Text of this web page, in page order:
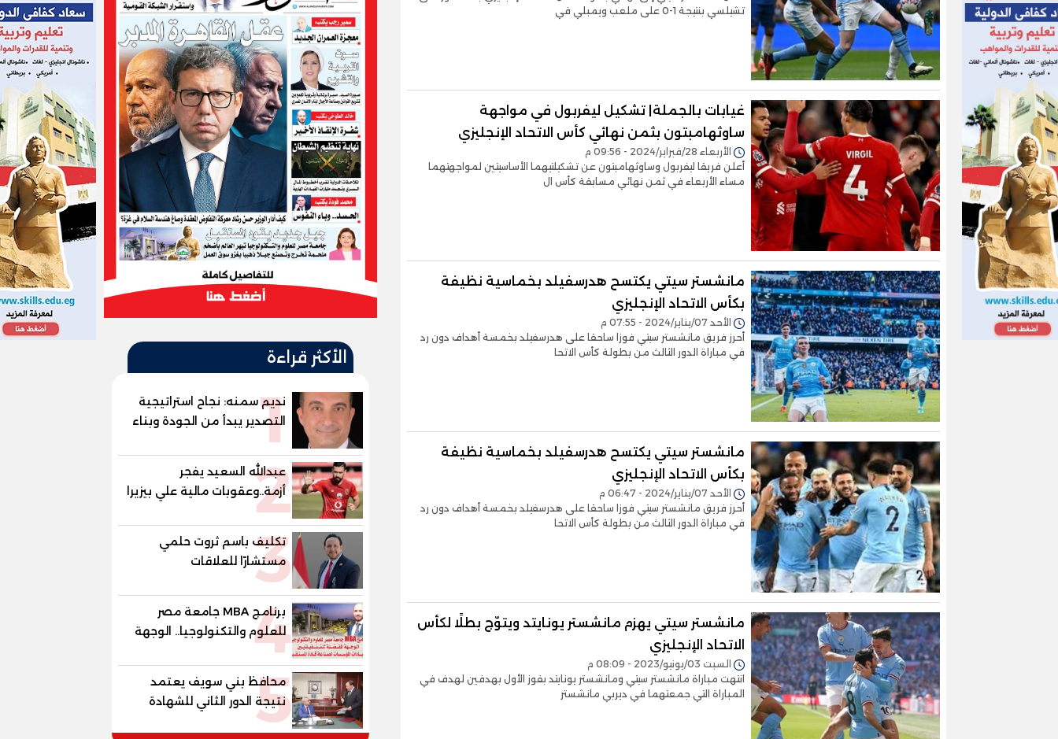
تشيلسي بنتيجة 1-0 على ملعب ويمبلي في
غيابات بالجملة| تشكيل ليفربول في مواجهة
ساوثهامبتون بثمن نهائي كأس الاتحاد الإنجليزي
الأربعاء 28/فبراير/2024 - 09:56 م
أعلن فريقا ليفربول وساوثهامبتون عن تشكيلتيهما الأساسيتين لمواجهتهما
مساء الأربعاء في ثمن نهائي مسابقة كأس ال
مانشستر سيتي يكتسح هدرسفيلد بخماسية نظيفة
بكأس الاتحاد الإنجليزي
الأحد 07/يناير/2024 - 07:55 م
أحرز فريق مانشستر سيتي فوزا ساحقا على هدرسفيلد بخمسة أهداف دون رد
في مباراة الدور الثالث من بطولة كأس الاتحا
مانشستر سيتي يكتسح هدرسفيلد بخماسية نظيفة
بكأس الاتحاد الإنجليزي
الأحد 07/يناير/2024 - 06:47 م
أحرز فريق مانشستر سيتي فوزا ساحقا على هدرسفيلد بخمسة أهداف دون رد
في مباراة الدور الثالث من بطولة كأس الاتحا
مانشستر سيتي يهزم مانشستر يونايتد ويتوّج بطلًا لكأس
الاتحاد الإنجليزي
السبت 03/يونيو/2023 - 08:09 م
انتهت مباراة مانشستر سيتي ومانشستر يونايتد بفوز الأول بهدفين لهدف في
المباراة التي جمعتهما في ديربي مانشستر
الأكثر قراءة
1
نديم سمنه: نجاح استراتيجية
التصدير يبدأ من الجودة وبناء
الثقة في شعار "صنع في
مصر"
2
عبدالله السعيد يفجر
أزمة..وعقوبات مالية علي بيزيرا
وبانزا
3
تكليف باسم ثروت حلمي
مستشارًا للعلاقات
الدبلوماسية وعضوًا بالهيئة
«جاد جمينت يوإن»
4
برنامج MBA جامعة مصر
للعلوم والتكنولوجيا.. الوجهة
المفضلة للتنفيذيين وقيادات
المستقبل
5
محافظ بني سويف يعتمد
نتيجة الدور الثاني للشهادة
الإعدادية العامة بنسبة